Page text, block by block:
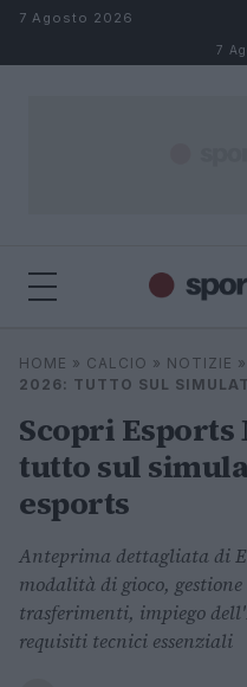
Salta al contenuto
7 Agosto 2026
7
Cerca
HOME » CALCIO » NOTIZIE »
2026: TUTTO SUL
Scopri Esports
tutto sul
esports
Anteprima dettagliata di
modalità di gioco,
trasferimenti, impiego
requisiti tecnici essenziali